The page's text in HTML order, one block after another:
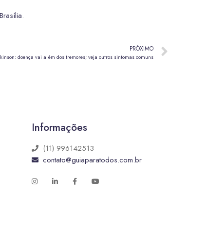
.
PRÓXIMO
doença vai além dos tremores; veja outros sintomas comuns
Informações
(11) 996142513
contato@guiaparatodos.com.br